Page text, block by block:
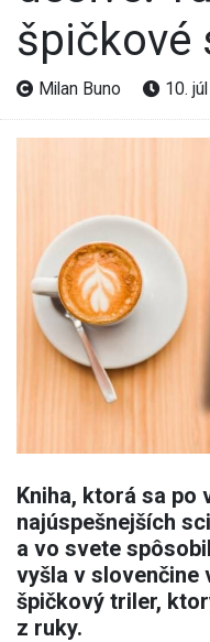
špičkové
Milan Buno 10.
Kniha, ktorá sa po
najúspešnejších
a vo svete
vyšla v slovenčine
špičkový triler,
z ruky.